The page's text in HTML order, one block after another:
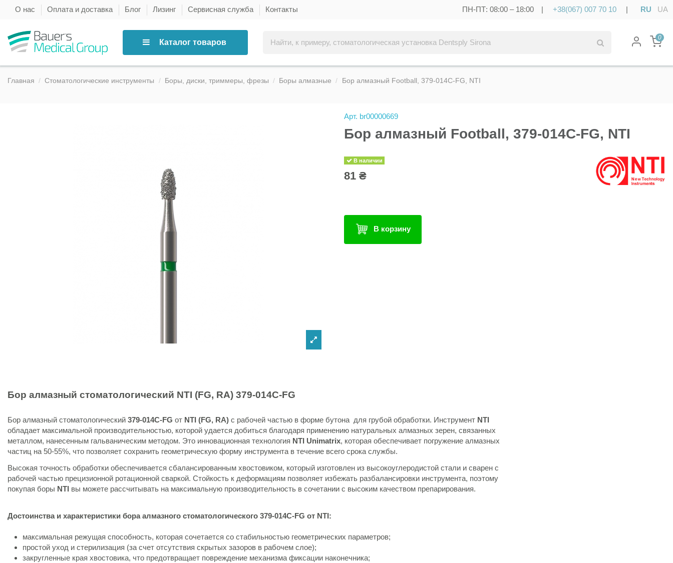
О нас Оплата и доставка Блог Лизинг Сервисная служба Контакты ПН-ПТ: 08:00 – 18:00 | +38(067) 007 70 10 | RU UA
Каталог товаров
0
Главная Стоматологические инструменты Боры, диски, триммеры, фрезы Боры алмазные Бор алмазный Football, 379-014C-FG, NTI
Арт. br00000669
Бор алмазный Football, 379-014C-FG, NTI
В наличии
81 ₴
В корзину
Бор алмазный стоматологический NTI (FG, RA) 379-014C-FG
Бор алмазный стоматологический 379-014C-FG от NTI (FG, RA) с рабочей частью в форме бутона для грубой обработки. Инструмент NTI
обладает максимальной производительностью, которой удается добиться благодаря применению натуральных алмазных зерен, связанных
металлом, нанесенным гальваническим методом. Это инновационная технология NTI Unimatrix, которая обеспечивает погружение алмазных
частиц на 50-55%, что позволяет сохранить геометрическую форму инструмента в течение всего срока службы.
Высокая точность обработки обеспечивается сбалансированным хвостовиком, который изготовлен из высокоуглеродистой стали и сварен с
рабочей частью прецизионной ротационной сваркой. Стойкость к деформациям позволяет избежать разбалансировки инструмента, поэтому
покупая боры NTI вы можете рассчитывать на максимальную производительность в сочетании с высоким качеством препарирования.
Достоинства и характеристики бора алмазного стоматологического 379-014C-FG от NTI:
максимальная режущая способность, которая сочетается со стабильностью геометрических параметров;
простой уход и стерилизация (за счет отсутствия скрытых зазоров в рабочем слое);
закругленные края хвостовика, что предотвращает повреждение механизма фиксации наконечника;